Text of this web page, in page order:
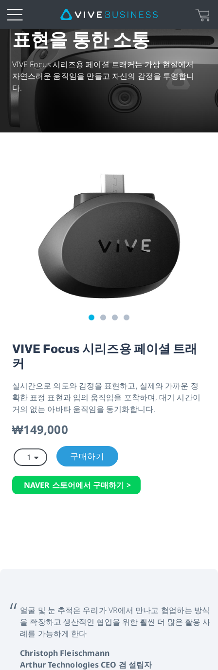
Facial
Tracker
for
VIVE
Focus
표현을 통한 소통
VIVE Focus 시리즈용 페이셜 트래커는 가상 현실에서
자연스러운 움직임을 만들고 자신의 감정을 투영합니
다.
VIVE Focus 시리즈용 페이셜 트래
커
실시간으로 의도와 감정을 표현하고, 실제와 가까운 정
확한 표정 표현과 입의 움직임을 포착하며, 대기 시간이
거의 없는 아바타 움직임을 동기화합니다.
₩149,000
구매하기
NAVER 스토어에서 구매하기 >
얼굴 및 눈 추적은 우리가 VR에서 만나고 협업하는 방식
을 확장하고 생산적인 협업을 위한 훨씬 더 많은 활용 사
례를 가능하게 한다
Christoph Fleischmann
Arthur Technologies CEO 겸 설립자